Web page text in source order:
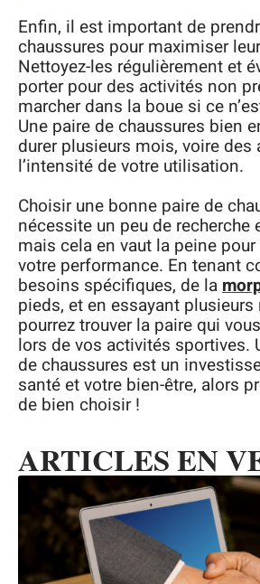
Enfin, il est important de
chaussures pour maximiser
Nettoyez-les régulièrement et
porter pour des activités non
marcher dans la boue si ce
Une paire de chaussures bien
durer plusieurs mois, voire des
l’intensité de votre utilisation.
Choisir une bonne paire de
nécessite un peu de recherche
mais cela en vaut la peine
votre performance. En tenant
besoins spécifiques, de la
pieds, et en essayant
pourrez trouver la paire qui
lors de vos activités sportives.
de chaussures est un
santé et votre bien-être, alors
de bien choisir !
ARTICLES EN